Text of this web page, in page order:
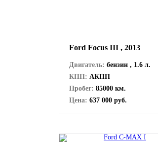
Ford Focus III , 2013
Двигатель: бензин , 1.6 л.
КПП: АКПП
Пробег: 85000 км.
Цена: 637 000 руб.